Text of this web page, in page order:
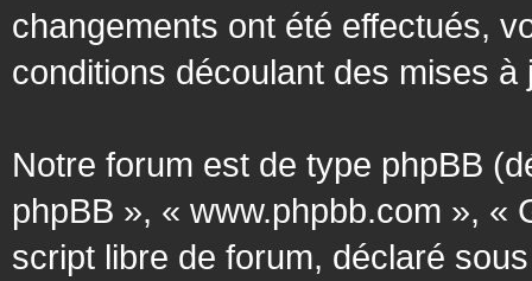
changements ont été effectués,
conditions découlant des mises
Notre forum est de type phpBB
phpBB », « www.phpbb.com », «
script libre de forum, déclaré